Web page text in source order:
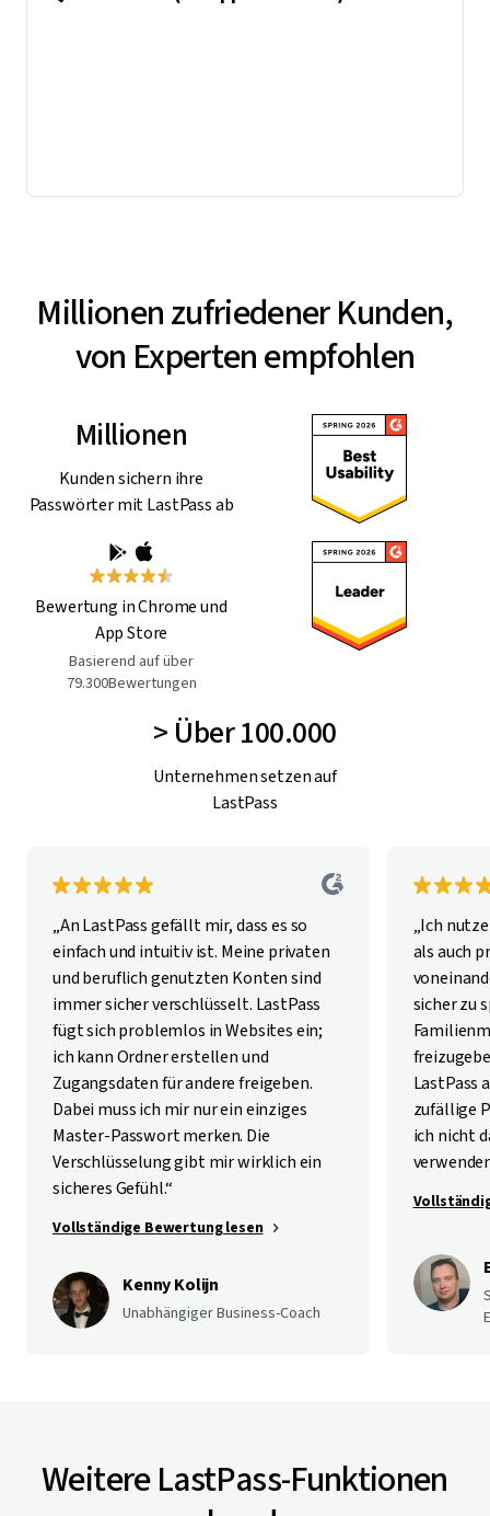
Millionen zufriedener Kunden,
von Experten empfohlen
Millionen
Kunden sichern ihre
Passwörter mit LastPass ab
Bewertung in Chrome und
App Store
Basierend auf über
79.300Bewertungen
> Über 100.000
Unternehmen setzen auf
LastPass
„An LastPass gefällt mir, dass es so
einfach und intuitiv ist. Meine privaten
und beruflich genutzten Konten sind
immer sicher verschlüsselt. LastPass
fügt sich problemlos in Websites ein;
ich kann Ordner erstellen und
Zugangsdaten für andere freigeben.
Dabei muss ich mir nur ein einziges
Master-Passwort merken. Die
Verschlüsselung gibt mir wirklich ein
sicheres Gefühl.“
Vollständige Bewertung lesen
Kenny Kolijn
Unabhängiger Business-Coach
„Ich
als auch
sicher zu
LastPass
zufällige
ich nicht
Weitere LastPass-Funktionen